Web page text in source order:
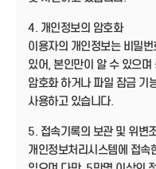
4. 개인정보의 암호화
이용자의 개인정보는 비밀
있어, 본인만이 알 수 있으
암호화 하거나 파일 잠금 기
사용하고 있습니다.
5. 접속기록의 보관 및 위변
개인정보처리시스템에 접